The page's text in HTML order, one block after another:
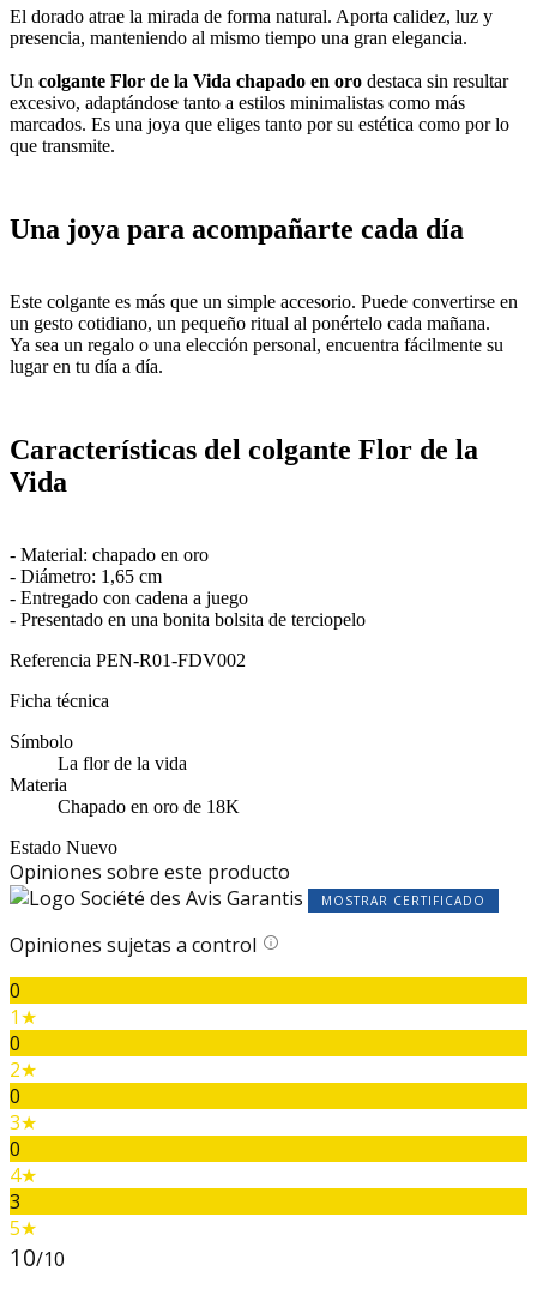
El dorado atrae la mirada de forma natural. Aporta calidez, luz y
presencia, manteniendo al mismo tiempo una gran elegancia.
Un colgante Flor de la Vida chapado en oro destaca sin resultar
excesivo, adaptándose tanto a estilos minimalistas como más
marcados. Es una joya que eliges tanto por su estética como por lo
que transmite.
Una joya para acompañarte cada día
Este colgante es más que un simple accesorio. Puede convertirse en
un gesto cotidiano, un pequeño ritual al ponértelo cada mañana.
Ya sea un regalo o una elección personal, encuentra fácilmente su
lugar en tu día a día.
Características del colgante Flor de la
Vida
- Material: chapado en oro
- Diámetro: 1,65 cm
- Entregado con cadena a juego
- Presentado en una bonita bolsita de terciopelo
Referencia PEN-R01-FDV002
Ficha técnica
Símbolo
La flor de la vida
Materia
Chapado en oro de 18K
Estado Nuevo
Opiniones sobre este producto
MOSTRAR CERTIFICADO
Opiniones sujetas a control
0
1★
0
2★
0
3★
0
4★
3
5★
10/10